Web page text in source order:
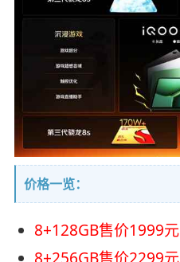
价格一览：
8+128GB售价1999元